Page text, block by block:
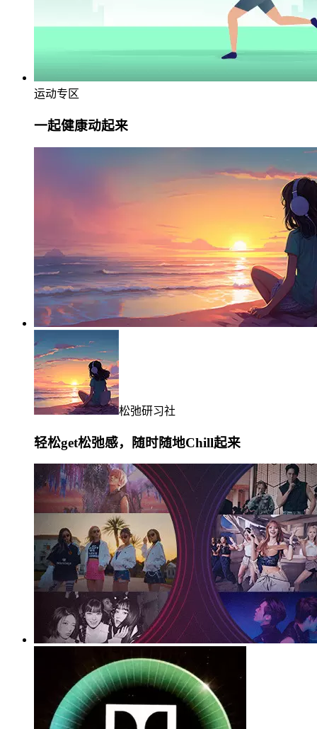
运动专区
一起健康动起来
松弛研习社
轻松get松弛感，随时随地Chill起来